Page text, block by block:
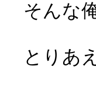
そんな
とりあ